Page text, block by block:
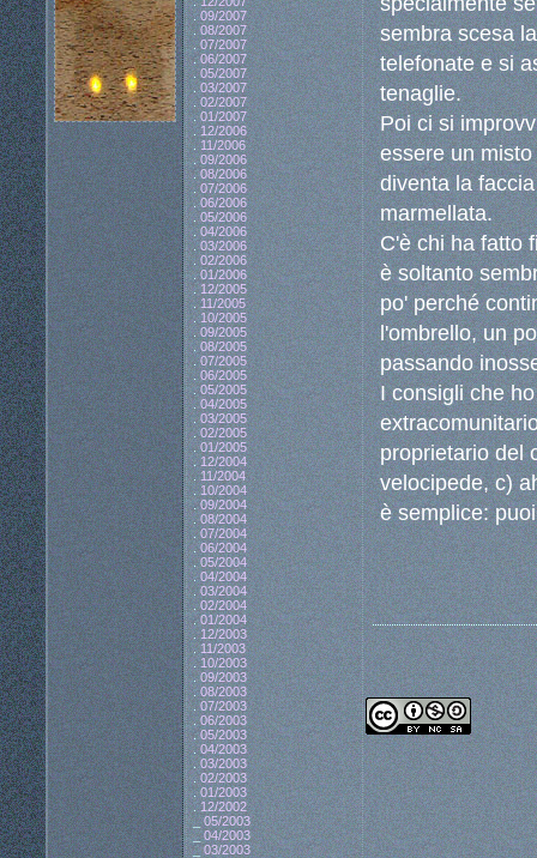
.09/2007
.08/2007
.07/2007
.06/2007
.05/2007
.03/2007
.02/2007
.01/2007
.12/2006
.11/2006
.09/2006
.08/2006
.07/2006
.06/2006
.05/2006
.04/2006
.03/2006
.02/2006
.01/2006
.12/2005
.11/2005
.10/2005
.09/2005
.08/2005
.07/2005
.06/2005
.05/2005
.04/2005
.03/2005
.02/2005
.01/2005
.12/2004
.11/2004
.10/2004
.09/2004
.08/2004
.07/2004
.06/2004
.05/2004
.04/2004
.03/2004
.02/2004
.01/2004
.12/2003
.11/2003
.10/2003
.09/2003
.08/2003
.07/2003
.06/2003
.05/2003
.04/2003
.03/2003
.02/2003
.01/2003
.12/2002
_05/2003
_04/2003
_03/2003
sembra scesa
telefonate e si
tenaglie.
Poi ci si
essere un
diventa la
marmellata.
C'è chi ha fatto
è soltanto
po' perché
l'ombrello, un
passando
I consigli che
proprietario del
velocipede, c)
è semplice: